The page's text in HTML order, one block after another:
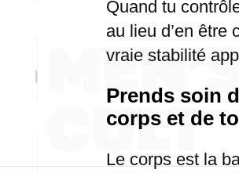
Quand tu
au lieu d’en être
vraie stabilité
Prends soin
corps et de
Le corps est la